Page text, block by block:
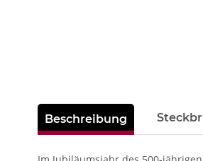
weitere Registerkarten anzeigen
Beschreibung